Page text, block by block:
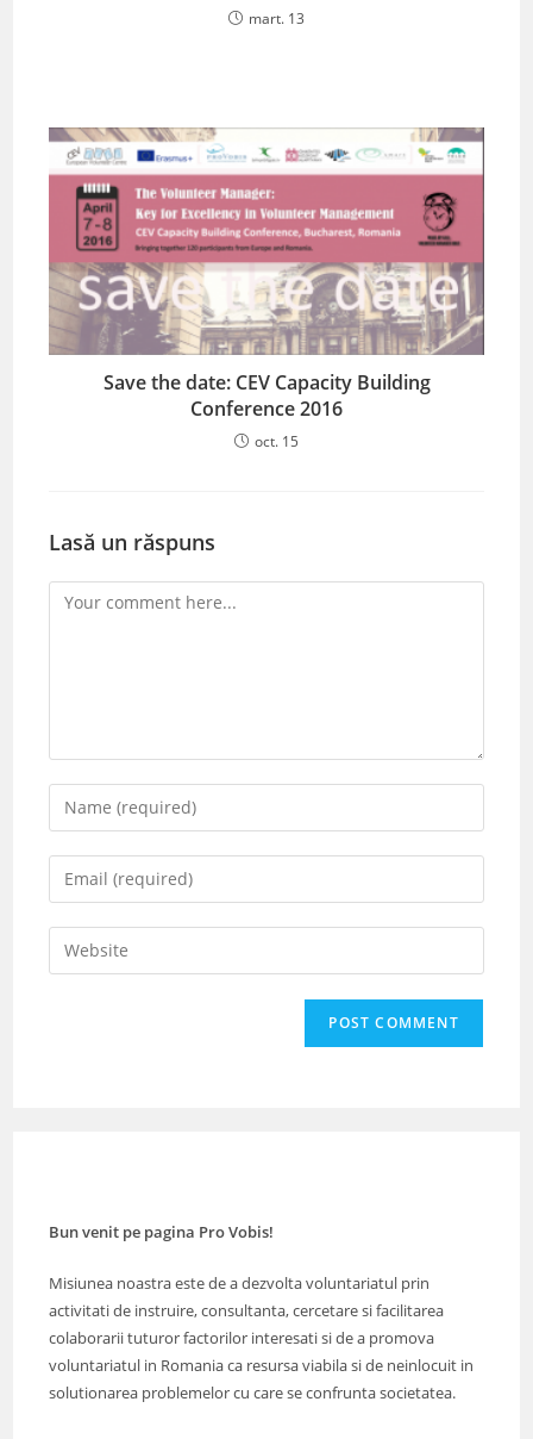
mart. 13
Save the date: CEV Capacity Building
Conference 2016
oct. 15
Lasă un răspuns
Comment
Enter
your
name
comment
Enter
your
email
address
Enter
your
Bun venit pe pagina Pro Vobis!
Misiunea noastra este de a dezvolta voluntariatul prin
activitati de instruire, consultanta, cercetare si facilitarea
colaborarii tuturor factorilor interesati si de a promova
voluntariatul in Romania ca resursa viabila si de neinlocuit in
solutionarea problemelor cu care se confrunta societatea.